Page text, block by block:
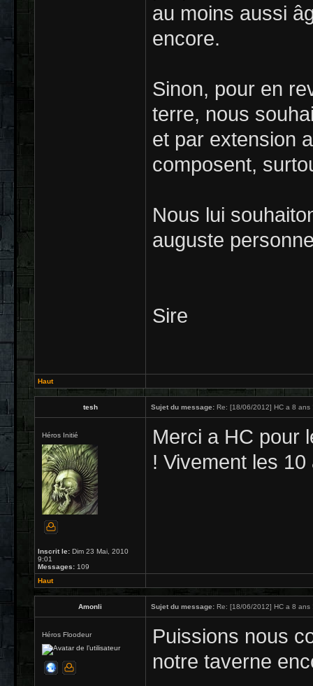
au moins aussi
encore.
Sinon, pour en
terre, nous
et par extension
composent,
Nous lui
auguste
Sire
Haut
tesh Sujet du message: Re: [18/06/2012] HC a 8 ans
Héros Initié
Inscrit le: Dim 23 Mai, 2010
9:01
Messages: 109
Merci a HC pour
! Vivement les 10
Haut
Amonli Sujet du message: Re: [18/06/2012] HC a 8 ans
Héros Floodeur
Puissions nous
notre taverne